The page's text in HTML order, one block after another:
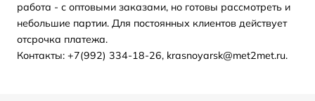
работа - с оптовыми заказами, но готовы рассмотреть и
небольшие партии. Для постоянных клиентов действует
отсрочка платежа.
Контакты: +7(992) 334-18-26, krasnoyarsk@met2met.ru.